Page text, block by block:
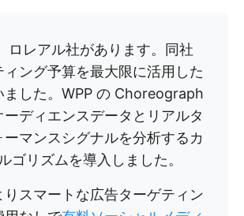
ロレアル社があります。同社
ィング予算を最大限に活用した
ました。WPP の Choreograph
ーディエンスデータとリアルタ
ーマンスシグナルを分析するカ
ゴリズムを導入しました。
りスマートな広告ターゲティン